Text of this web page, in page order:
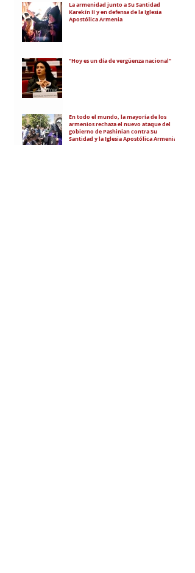
La armenidad junto a Su Santidad
Karekín II y en defensa de la Iglesia
Apostólica Armenia
"Hoy es un día de vergüenza nacional"
En todo el mundo, la mayoría de los
armenios rechaza el nuevo ataque del
gobierno de Pashinian contra Su
Santidad y la Iglesia Apostólica Armenia